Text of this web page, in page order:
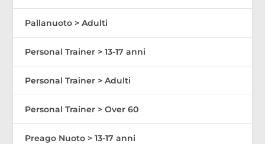
Pallanuoto > Adulti
Personal Trainer > 13-17 anni
Personal Trainer > Adulti
Personal Trainer > Over 60
Preago Nuoto > 13-17 anni